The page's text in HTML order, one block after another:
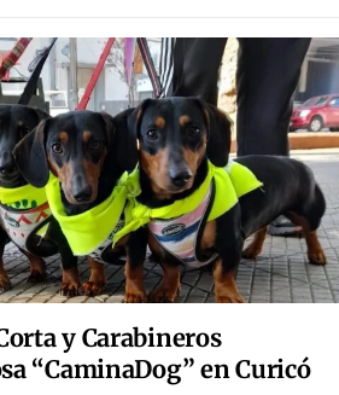
y Carabineros
“CaminaDog” en Curicó